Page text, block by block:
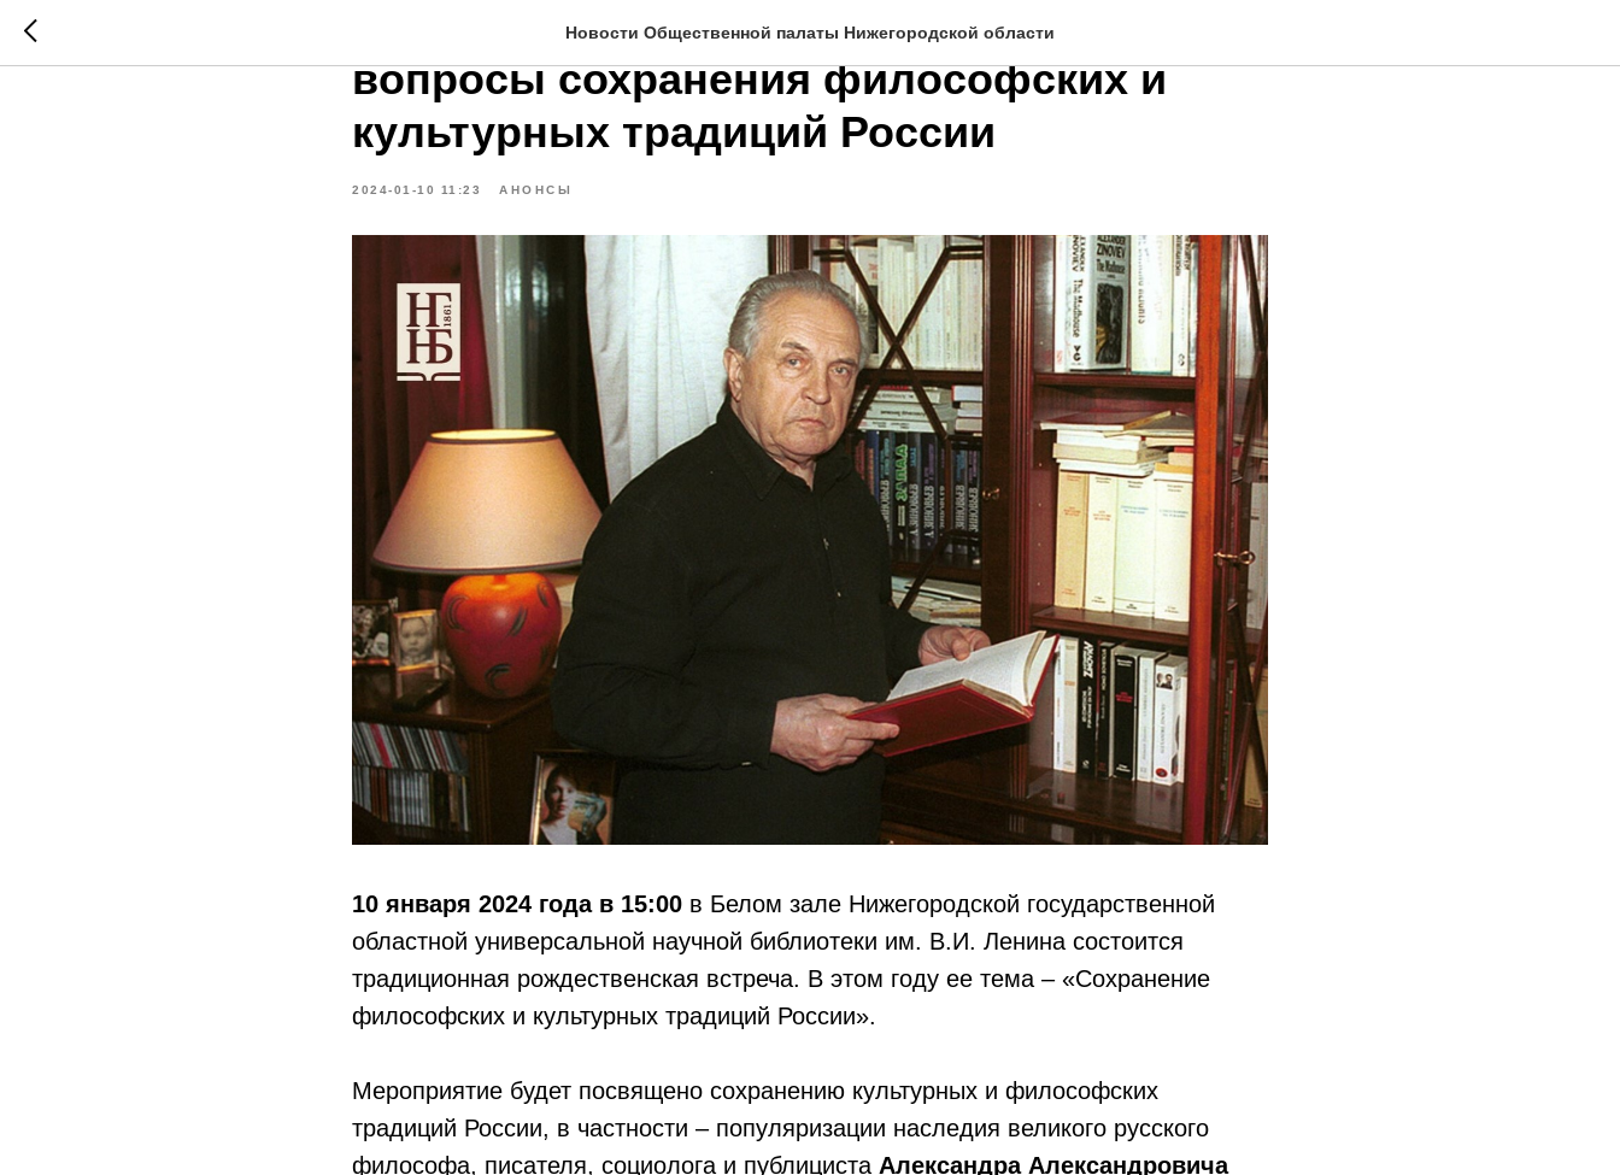
Новости Общественной палаты Нижегородской области
В Нижегородской Ленинке обсудят
вопросы сохранения философских и
культурных традиций России
2024-01-10 11:23 АНОНСЫ
10 января 2024 года в 15:00 в Белом зале Нижегородской государственной
областной универсальной научной библиотеки им. В.И. Ленина состоится
традиционная рождественская встреча. В этом году ее тема – «Сохранение
философских и культурных традиций России».
Мероприятие будет посвящено сохранению культурных и философских
традиций России, в частности – популяризации наследия великого русского
философа, писателя, социолога и публицистаАлександра Александровича